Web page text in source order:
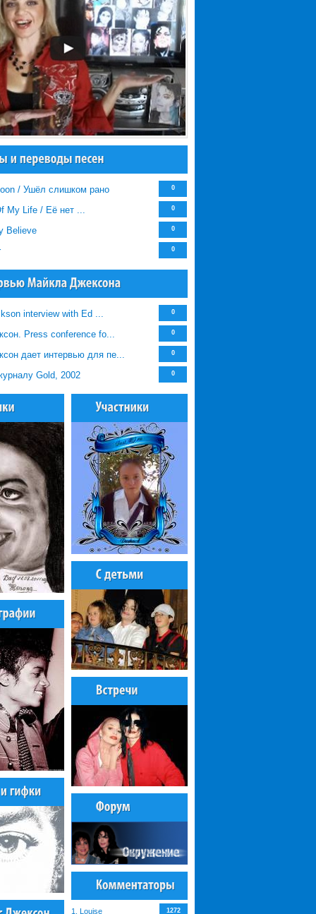
/ Ушёл слишком рано 0
My Life / Её нет ... 0
Believe 0
0
interview with Ed ... 0
Рress conference fo... 0
дает интервью для пе... 0
Gold, 2002 0
1. Louise 1272